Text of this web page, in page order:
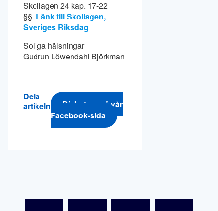
Skollagen 24 kap. 17-22
§§. Länk till Skollagen,
Sveriges Riksdag
Soliga hälsningar
Gudrun Löwendahl Björkman
Dela
artikeln
Diskutera på vår
Facebook-sida